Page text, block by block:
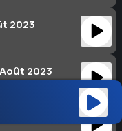
2023
2023